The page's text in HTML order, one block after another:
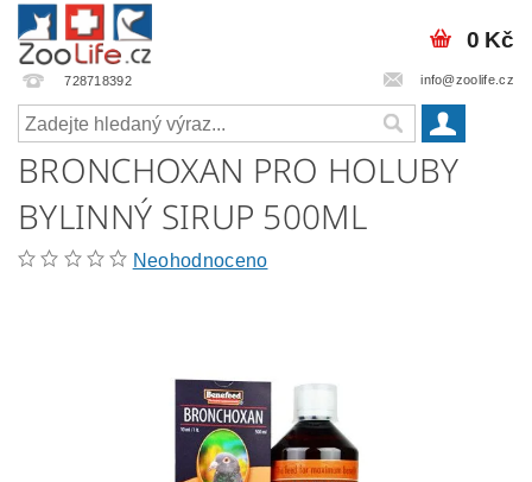
728718392 info@zoolife.cz
0 Kč
BRONCHOXAN PRO HOLUBY
BYLINNÝ SIRUP 500ML
Neohodnoceno